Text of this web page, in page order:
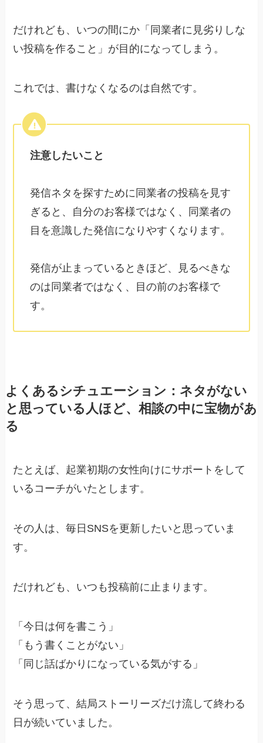
だけれども、いつの間にか「同業者に見劣りしな
い投稿を作ること」が目的になってしまう。
これでは、書けなくなるのは自然です。
注意したいこと
発信ネタを探すために同業者の投稿を見す
ぎると、自分のお客様ではなく、同業者の
目を意識した発信になりやすくなります。
発信が止まっているときほど、見るべきな
のは同業者ではなく、目の前のお客様で
す。
よくあるシチュエーション：ネタがない
と思っている人ほど、相談の中に宝物があ
る
たとえば、起業初期の女性向けにサポートをして
いるコーチがいたとします。
その人は、毎日SNSを更新したいと思っていま
す。
だけれども、いつも投稿前に止まります。
「今日は何を書こう」
「もう書くことがない」
「同じ話ばかりになっている気がする」
そう思って、結局ストーリーズだけ流して終わる
日が続いていました。